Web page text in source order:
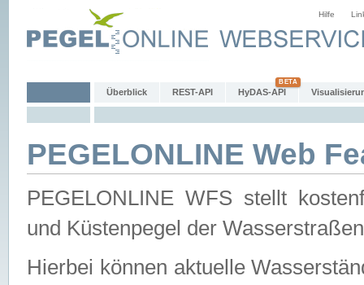
Hilfe
Überblick REST-API HyDAS-API
PEGELONLINE Web
PEGELONLINE WFS stellt
und Küstenpegel der
Hierbei können aktuelle